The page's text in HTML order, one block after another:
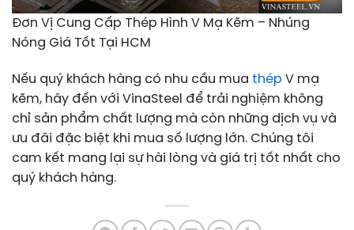
Đơn Vị Cung Cấp Thép Hình V Mạ Kẽm – Nhúng
Nóng Giá Tốt Tại HCM
Nếu quý khách hàng có nhu cầu mua thép V mạ
kẽm, hãy đến với VinaSteel để trải nghiệm không
chỉ sản phẩm chất lượng mà còn những dịch vụ và
ưu đãi đặc biệt khi mua số lượng lớn. Chúng tôi
cam kết mang lại sự hài lòng và giá trị tốt nhất cho
quý khách hàng.